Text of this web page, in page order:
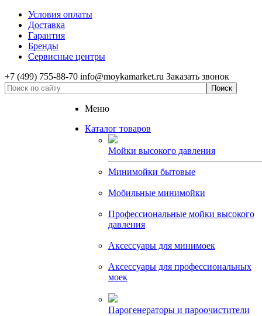
Условия оплаты
Доставка
Гарантия
Бренды
Сервисные центры
+7 (499) 755-88-70 info@moykamarket.ru Заказать звонок
Меню
Каталог товаров
Мойки высокого давления
Минимойки бытовые
Мобильные минимойки
Профессиональные мойки высокого
давления
Аксессуары для минимоек
Аксессуары для профессиональных
моек
Парогенераторы и пароочистители